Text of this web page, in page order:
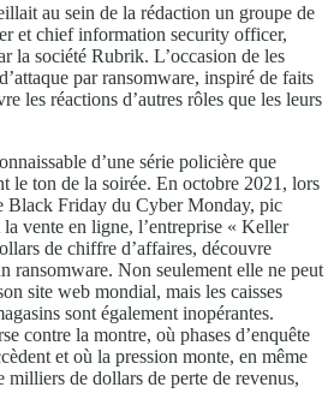
au sein de la rédaction un groupe de
et chief information security officer,
la société Rubrik. L’occasion de les
par ransomware, inspiré de faits
les réactions d’autres rôles que les leurs
d’une série policière que
le ton de la soirée. En octobre 2021, lors
Black Friday du Cyber Monday, pic
vente en ligne, l’entreprise « Keller
de chiffre d’affaires, découvre
ransomware. Non seulement elle ne peut
site web mondial, mais les caisses
sont également inopérantes.
contre la montre, où phases d’enquête
et où la pression monte, en même
milliers de dollars de perte de revenus,